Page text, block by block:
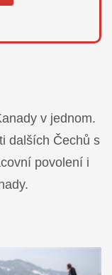
v jednom.
dalších Čechů s
povolení i